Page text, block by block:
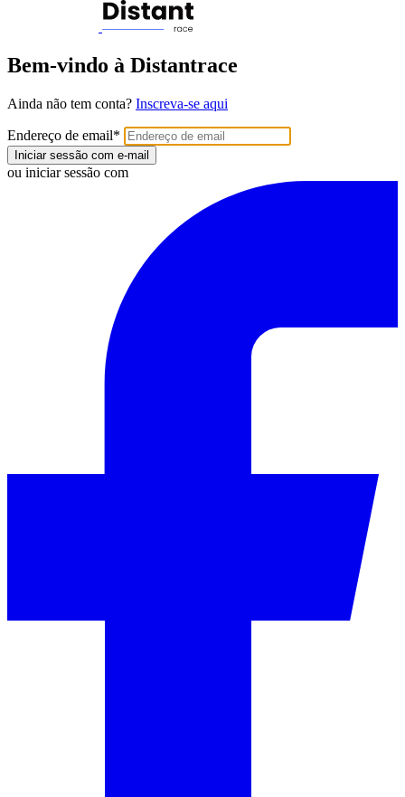
Bem-vindo à Distantrace
Ainda não tem conta? Inscreva-se aqui
Endereço de email*
Iniciar sessão com e-mail
ou iniciar sessão com